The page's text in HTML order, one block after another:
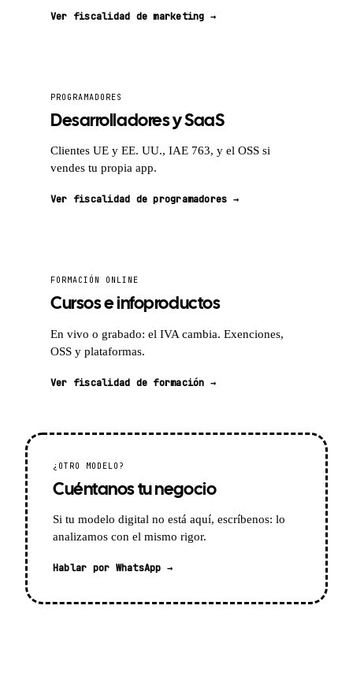
Ver fiscalidad de marketing →
PROGRAMADORES
Desarrolladores y SaaS
Clientes UE y EE. UU., IAE 763, y el OSS si
vendes tu propia app.
Ver fiscalidad de programadores →
FORMACIÓN ONLINE
Cursos e infoproductos
En vivo o grabado: el IVA cambia. Exenciones,
OSS y plataformas.
Ver fiscalidad de formación →
¿OTRO MODELO?
Cuéntanos tu negocio
Si tu modelo digital no está aquí, escríbenos: lo
analizamos con el mismo rigor.
Hablar por WhatsApp →